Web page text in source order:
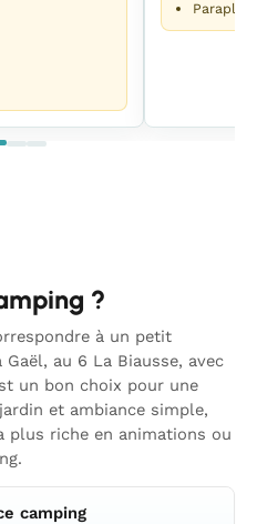
?
à un petit
au 6 La Biausse, avec
un bon choix pour une
et ambiance simple,
plus riche en animations ou
camping